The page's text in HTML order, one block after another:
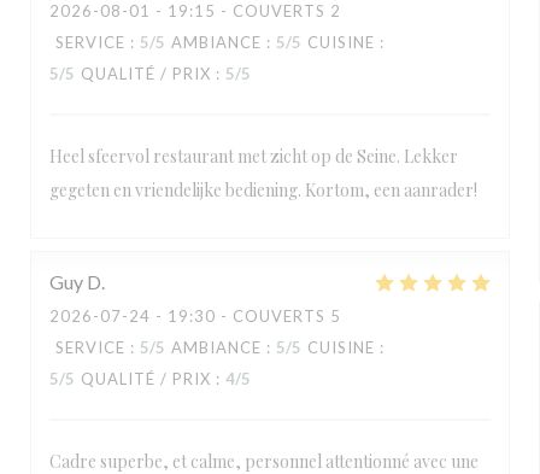
2026-08-01 - 19:15 - COUVERTS 2
SERVICE : 5/5 AMBIANCE : 5/5 CUISINE :
5/5 QUALITÉ / PRIX : 5/5
Heel sfeervol restaurant met zicht op de Seine. Lekker
gegeten en vriendelijke bediening. Kortom, een aanrader!
Guy D
2026-07-24 - 19:30 - COUVERTS 5
SERVICE : 5/5 AMBIANCE : 5/5 CUISINE :
5/5 QUALITÉ / PRIX : 4/5
Cadre superbe, et calme, personnel attentionné avec une